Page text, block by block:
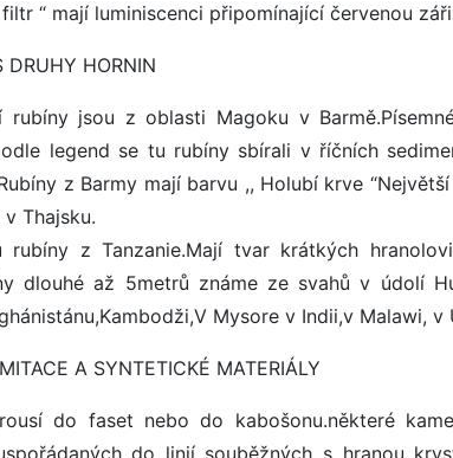
“ mají luminiscenci připomínající červenou
DRUHY HORNIN
rubíny jsou z oblasti Magoku v
legend se tu rubíny sbírali v říčních
z Barmy mají barvu ,, Holubí krve
Thajsku.
rubíny z Tanzanie.Mají tvar krátkých
dlouhé až 5metrů známe ze svahů v údolí
Mysore v Indii,v Malawi, v
A SYNTETICKÉ MATERIÁLY
do faset nebo do kabošonu.některé